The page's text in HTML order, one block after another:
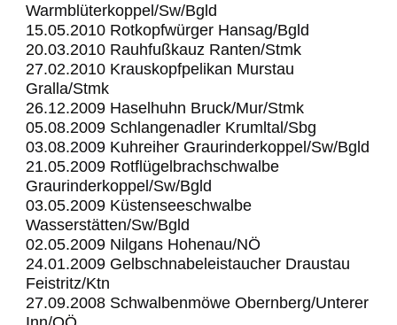
Warmblüterkoppel/Sw/Bgld
15.05.2010 Rotkopfwürger Hansag/Bgld
20.03.2010 Rauhfußkauz Ranten/Stmk
27.02.2010 Krauskopfpelikan Murstau
Gralla/Stmk
26.12.2009 Haselhuhn Bruck/Mur/Stmk
05.08.2009 Schlangenadler Krumltal/Sbg
03.08.2009 Kuhreiher Graurinderkoppel/Sw/Bgld
21.05.2009 Rotflügelbrachschwalbe
Graurinderkoppel/Sw/Bgld
03.05.2009 Küstenseeschwalbe
Wasserstätten/Sw/Bgld
02.05.2009 Nilgans Hohenau/NÖ
24.01.2009 Gelbschnabeleistaucher Draustau
Feistritz/Ktn
27.09.2008 Schwalbenmöwe Obernberg/Unterer